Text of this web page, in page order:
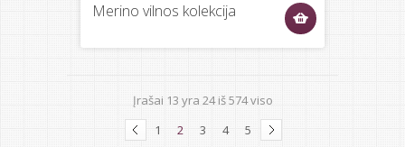
Merino vilnos kolekcija
Įrašai 13 yra 24iš574viso
1
2 3 4 5